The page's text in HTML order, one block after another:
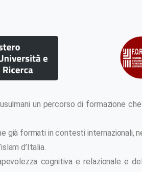
un percorso di formazione
formati in contesti internazionali,
d’Italia.
cognitiva e relazionale e